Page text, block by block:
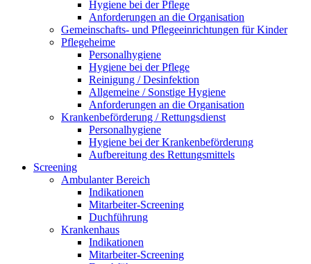
Hygiene bei der Pflege
Anforderungen an die Organisation
Gemeinschafts- und Pflegeeinrichtungen für Kinder
Pflegeheime
Personalhygiene
Hygiene bei der Pflege
Reinigung / Desinfektion
Allgemeine / Sonstige Hygiene
Anforderungen an die Organisation
Krankenbeförderung / Rettungsdienst
Personalhygiene
Hygiene bei der Krankenbeförderung
Aufbereitung des Rettungsmittels
Screening
Ambulanter Bereich
Indikationen
Mitarbeiter-Screening
Duchführung
Krankenhaus
Indikationen
Mitarbeiter-Screening